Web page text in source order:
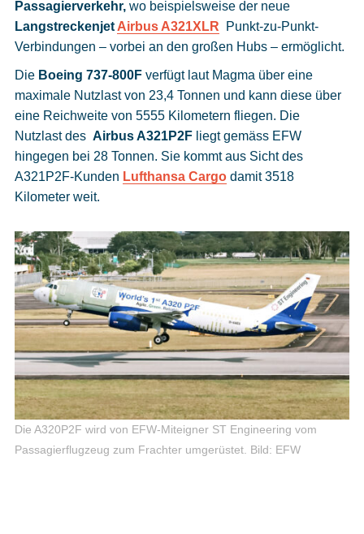
Passagierverkehr,wo beispielsweise der neue
Langstreckenjet Airbus A321XLR Punkt-zu-Punkt-
Verbindungen – vorbei an den großen Hubs – ermöglicht.
Die Boeing 737-800Fverfügt laut Magma über eine
maximale Nutzlast von 23,4 Tonnen und kann diese über
eine Reichweite von 5555 Kilometern fliegen. Die
Nutzlast des Airbus A321P2Fliegt gemäss EFW
hingegen bei 28 Tonnen. Sie kommt aus Sicht des
A321P2F-Kunden Lufthansa Cargodamit 3518
Kilometer weit.
Die A320P2F wird von EFW-Miteigner ST Engineering vom
Passagierflugzeug zum Frachter umgerüstet. Bild: EFW